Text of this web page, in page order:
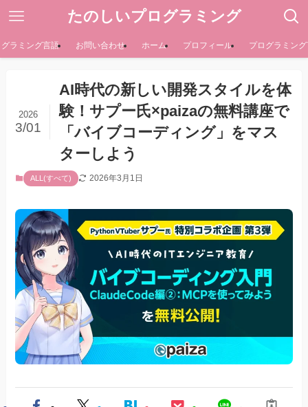
たのしいプログラミング
ラミング言語 お問い合わせ ホーム プロフィール プログラミン
AI時代の新しい開発スタイルを体
験！サプー氏×paizaの無料講座で
「バイブコーディング」をマス
ターしよう
2026
3/01
ALL(すべて) 2026年3月1日